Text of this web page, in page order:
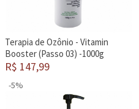
Terapia de Ozônio - Vitamin
Booster (Passo 03) -1000g
R$ 147,99
-5%